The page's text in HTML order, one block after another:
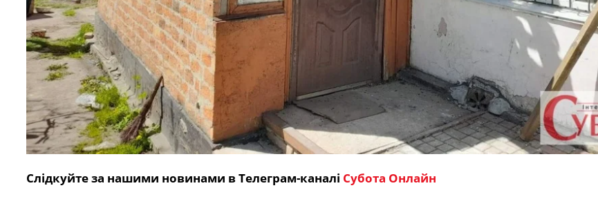
Слідкуйте за нашими новинами в Телеграм-каналі Субота Онлайн